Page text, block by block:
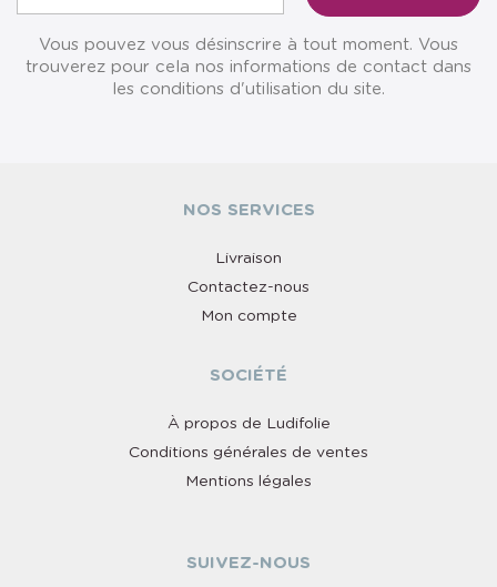
Vous pouvez vous désinscrire à tout moment. Vous
trouverez pour cela nos informations de contact dans
les conditions d'utilisation du site.
NOS SERVICES
Livraison
Contactez-nous
Mon compte
SOCIÉTÉ
À propos de Ludifolie
Conditions générales de ventes
Mentions légales
SUIVEZ-NOUS